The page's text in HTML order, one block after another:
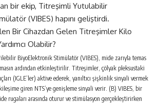
bir ekip, Titreşimli Yutulabilir
(VIBES) hapını geliştirdi.
BiyoElektronik Stimülatör (VIBES), mide zarıyla temas
ardından etkinleştirilir. Titreşimler, çölyak pleksustaki
(IGLE’ler) aktive ederek, yanıltıcı şişkinlik sinyali vermek
giren NTS’ye genişleme sinyali verir. (B) VIBES, bir
rugaları arasında oturur ve stimülasyon gerçekleştirirken